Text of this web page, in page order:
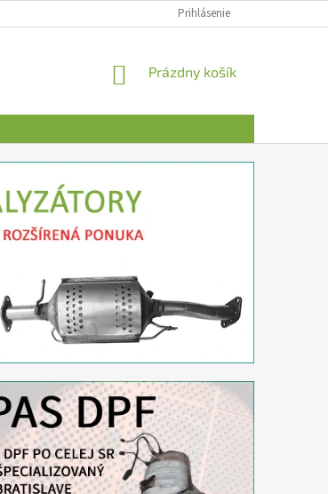
Prihlásenie
NÁKUPNÝ
Prázdny košík